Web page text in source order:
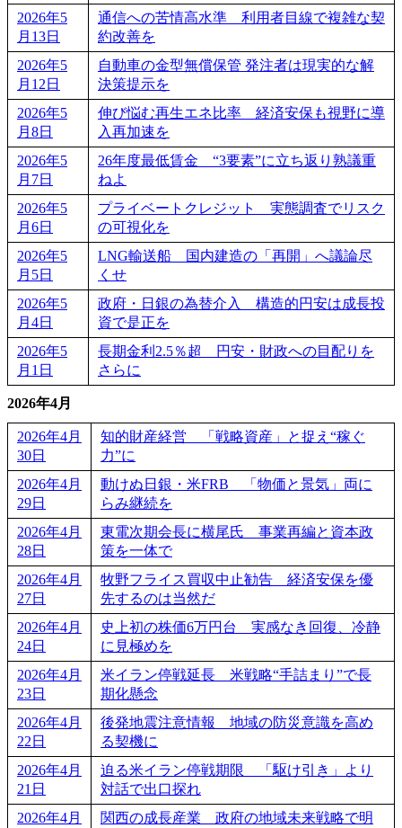
2026年5
月13日
通信への苦情高水準 利用者目線で複雑な契
約改善を
2026年5
月12日
自動車の金型無償保管 発注者は現実的な解
決策提示を
2026年5
月8日
伸び悩む再生エネ比率 経済安保も視野に導
入再加速を
2026年5
月7日
26年度最低賃金 “3要素”に立ち返り熟議重
ねよ
2026年5
月6日
プライベートクレジット 実態調査でリスク
の可視化を
2026年5
月5日
LNG輸送船 国内建造の「再開」へ議論尽
くせ
2026年5
月4日
政府・日銀の為替介入 構造的円安は成長投
資で是正を
2026年5
月1日
長期金利2.5％超 円安・財政への目配りを
さらに
2026年4月
2026年4月
30日
知的財産経営 「戦略資産」と捉え“稼ぐ
力”に
2026年4月
29日
動けぬ日銀・米FRB 「物価と景気」両に
らみ継続を
2026年4月
28日
東電次期会長に横尾氏 事業再編と資本政
策を一体で
2026年4月
27日
牧野フライス買収中止勧告 経済安保を優
先するのは当然だ
2026年4月
24日
史上初の株価6万円台 実感なき回復、冷静
に見極めを
2026年4月
23日
米イラン停戦延長 米戦略“手詰まり”で長
期化懸念
2026年4月
22日
後発地震注意情報 地域の防災意識を高め
る契機に
2026年4月
21日
迫る米イラン停戦期限 「駆け引き」より
対話で出口探れ
2026年4月
関西の成長産業 政府の地域未来戦略で明